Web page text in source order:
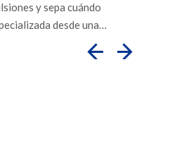
y sepa cuándo
desde una